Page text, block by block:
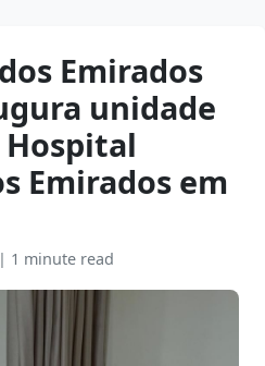
Emirados
unidade
Emirados em
| 1 minute read